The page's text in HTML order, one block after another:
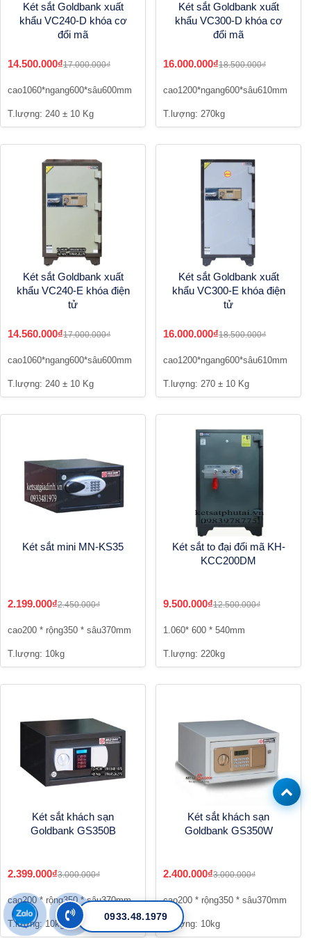
Két sắt Goldbank xuất
khẩu VC240-D khóa cơ
đổi mã
14.500.000₫17.000.000₫
cao1060*ngang600*sâu600mm
T.lượng: 240 ± 10 Kg
Két sắt Goldbank xuất
khẩu VC300-D khóa cơ
đổi mã
16.000.000₫18.500.000₫
cao1200*ngang600*sâu610mm
T.lượng: 270kg
Két sắt Goldbank xuất
khẩu VC240-E khóa điện
tử
14.560.000₫17.000.000₫
cao1060*ngang600*sâu600mm
T.lượng: 240 ± 10 Kg
Két sắt Goldbank xuất
khẩu VC300-E khóa điện
tử
16.000.000₫18.500.000₫
cao1200*ngang600*sâu610mm
T.lượng: 270 ± 10 Kg
Két sắt mini MN-KS35
2.199.000₫2.450.000₫
cao200 * rộng350 * sâu370mm
T.lượng: 10kg
Két sắt to đại đổi mã KH-
KCC200DM
9.500.000₫12.500.000₫
1.060* 600 * 540mm
T.lượng: 220kg
Két sắt khách sạn
Goldbank GS350B
2.399.000₫3.000.000₫
cao200 * rộng350 * sâu370mm
T.lượng: 10kg
Két sắt khách sạn
Goldbank GS350W
2.400.000₫3.000.000₫
cao200 * rộng350 * sâu370mm
T.lượng: 10kg
0933.48.1979